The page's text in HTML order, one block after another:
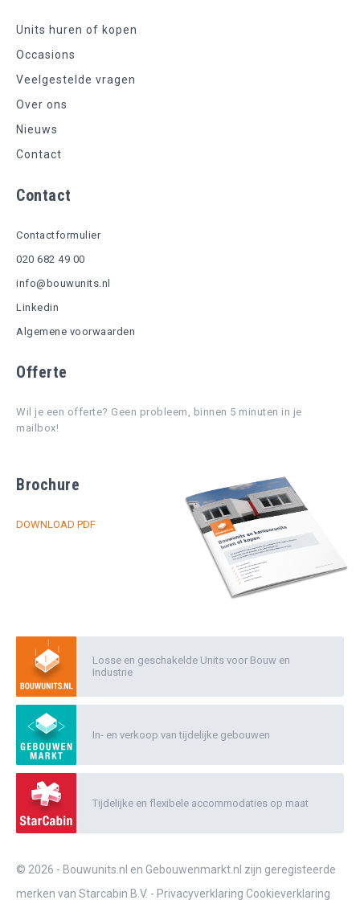
Units huren of kopen
Occasions
Veelgestelde vragen
Over ons
Nieuws
Contact
Contact
Contactformulier
020 682 49 00
info@bouwunits.nl
Linkedin
Algemene voorwaarden
Offerte
Wil je een offerte? Geen probleem, binnen 5 minuten in je
mailbox!
Brochure
DOWNLOAD PDF
Losse en geschakelde Units voor Bouw en
Industrie
In- en verkoop van tijdelijke gebouwen
Tijdelijke en flexibele accommodaties op maat
© 2026 - Bouwunits.nl en Gebouwenmarkt.nl zijn geregisteerde
merken van Starcabin B.V. - Privacyverklaring Cookieverklaring